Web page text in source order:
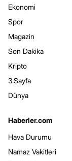
Ekonomi
Spor
Magazin
Son Dakika
Kripto
3.Sayfa
Dünya
Haberler.com
Hava Durumu
Namaz Vakitleri